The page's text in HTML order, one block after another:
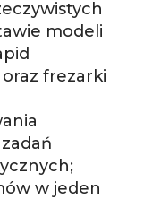
modeli
frezarki
w jeden